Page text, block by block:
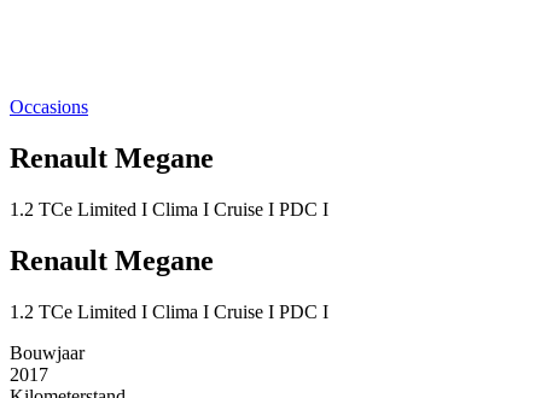
Occasions
Renault Megane
1.2 TCe Limited I Clima I Cruise I PDC I
Renault Megane
1.2 TCe Limited I Clima I Cruise I PDC I
Bouwjaar
2017